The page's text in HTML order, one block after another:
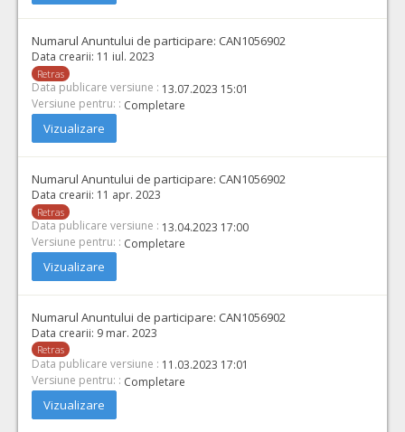
Numarul Anuntului de participare: CAN1056902
Data crearii: 11 iul. 2023
Retras
Data publicare versiune : 13.07.2023 15:01
Versiune pentru: : Completare
Vizualizare
Numarul Anuntului de participare: CAN1056902
Data crearii: 11 apr. 2023
Retras
Data publicare versiune : 13.04.2023 17:00
Versiune pentru: : Completare
Vizualizare
Numarul Anuntului de participare: CAN1056902
Data crearii: 9 mar. 2023
Retras
Data publicare versiune : 11.03.2023 17:01
Versiune pentru: : Completare
Vizualizare